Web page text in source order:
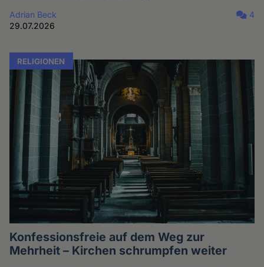
Adrian Beck
29.07.2026
4
RELIGIONEN
Konfessionsfreie auf dem Weg zur
Mehrheit – Kirchen schrumpfen weiter